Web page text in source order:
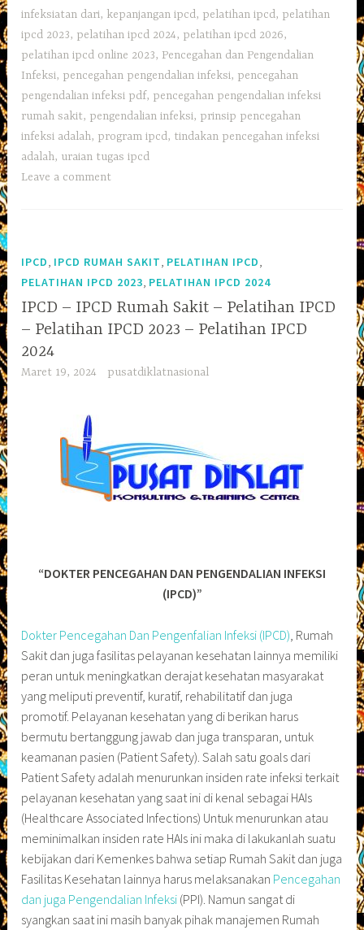
infeksiatan dari, kepanjangan ipcd, pelatihan ipcd, pelatihan
ipcd 2023, pelatihan ipcd 2024, pelatihan ipcd 2026,
pelatihan ipcd online 2023, Pencegahan dan Pengendalian
Infeksi, pencegahan pengendalian infeksi, pencegahan
pengendalian infeksi pdf, pencegahan pengendalian infeksi
rumah sakit, pengendalian infeksi, prinsip pencegahan
infeksi adalah, program ipcd, tindakan pencegahan infeksi
adalah, uraian tugas ipcd
Leave a comment
IPCD, IPCD RUMAH SAKIT, PELATIHAN IPCD,
PELATIHAN IPCD 2023, PELATIHAN IPCD 2024
IPCD – IPCD Rumah Sakit – Pelatihan IPCD
– Pelatihan IPCD 2023 – Pelatihan IPCD
2024
Maret 19, 2024 pusatdiklatnasional
“DOKTER PENCEGAHAN DAN PENGENDALIAN INFEKSI
(IPCD)”
Dokter Pencegahan Dan Pengenfalian Infeksi (IPCD) , Rumah
Sakit dan juga fasilitas pelayanan kesehatan lainnya memiliki
peran untuk meningkatkan derajat kesehatan masyarakat
yang meliputi preventif, kuratif, rehabilitatif dan juga
promotif. Pelayanan kesehatan yang di berikan harus
bermutu bertanggung jawab dan juga transparan, untuk
keamanan pasien (Patient Safety). Salah satu goals dari
Patient Safety adalah menurunkan insiden rate infeksi terkait
pelayanan kesehatan yang saat ini di kenal sebagai HAIs
(Healthcare Associated Infections) Untuk menurunkan atau
meminimalkan insiden rate HAIs ini maka di lakukanlah suatu
kebijakan dari Kemenkes bahwa setiap Rumah Sakit dan juga
Fasilitas Kesehatan lainnya harus melaksanakan Pencegahan
dan juga Pengendalian Infeksi (PPI). Namun sangat di
syangkan saat ini masih banyak pihak manajemen Rumah